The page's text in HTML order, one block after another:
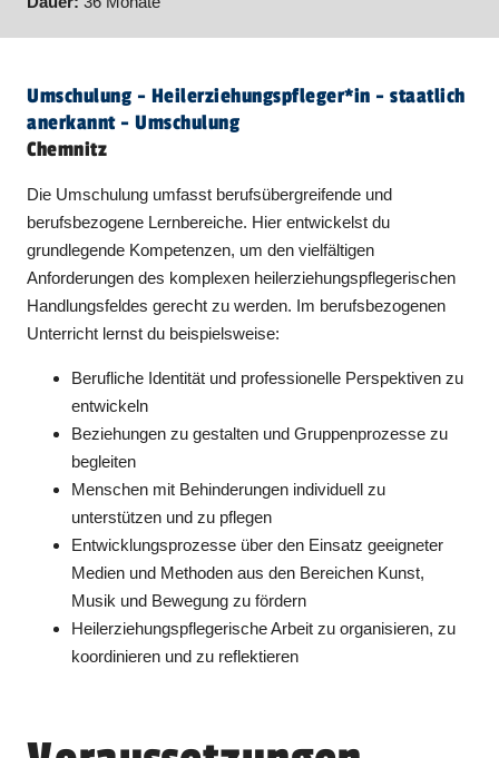
Umschulung - Heil­er­ziehungspfleger​*in - staatlich
anerkannt - Umschulung
Chemnitz
Die Umschulung umfasst berufsübergreifende und
berufsbezogene Lernbereiche. Hier entwickelst du
grundlegende Kompetenzen, um den vielfältigen
Anforderungen des komplexen heilerziehungspflegerischen
Handlungsfeldes gerecht zu werden. Im berufsbezogenen
Unterricht lernst du beispielsweise:
Berufliche Identität und professionelle Perspektiven zu
entwickeln
Beziehungen zu gestalten und Gruppenprozesse zu
begleiten
Menschen mit Behinderungen individuell zu
unterstützen und zu pflegen
Entwicklungsprozesse über den Einsatz geeigneter
Medien und Methoden aus den Bereichen Kunst,
Musik und Bewegung zu fördern
Heilerziehungspflegerische Arbeit zu organisieren, zu
koordinieren und zu reflektieren